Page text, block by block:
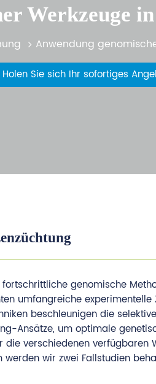
Werkzeuge
Anwendung
Holen Sie sich Ihr sofortiges
genomische
umfangreiche experimentelle
beschleunigen die
Ansätze, um optimale
verschiedenen verfügbaren
wir zwei Fallstudien